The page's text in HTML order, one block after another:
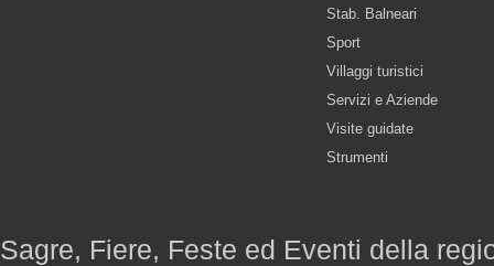
Stab. Balneari
Sport
Villaggi turistici
Servizi e Aziende
Visite guidate
Strumenti
Sagre, Fiere, Feste ed Eventi della